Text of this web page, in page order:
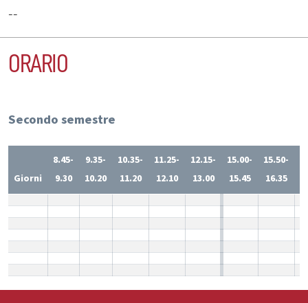
--
ORARIO
Secondo semestre
Giorni
8.45-
9.30
9.35-
10.20
10.35-
11.20
11.25-
12.10
12.15-
13.00
15.00-
15.45
15.50-
16.35